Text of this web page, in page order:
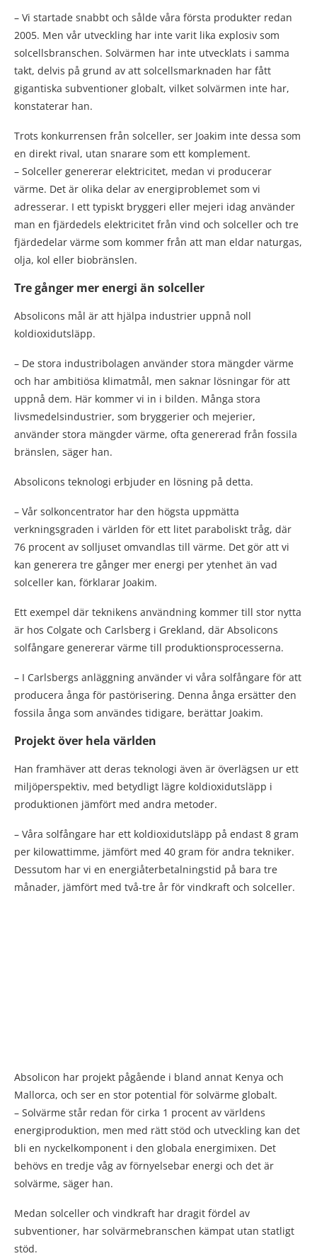
– Vi startade snabbt och sålde våra första produkter redan
2005. Men vår utveckling har inte varit lika explosiv som
solcellsbranschen. Solvärmen har inte utvecklats i samma
takt, delvis på grund av att solcellsmarknaden har fått
gigantiska subventioner globalt, vilket solvärmen inte har,
konstaterar han.
Trots konkurrensen från solceller, ser Joakim inte dessa som
en direkt rival, utan snarare som ett komplement.
– Solceller genererar elektricitet, medan vi producerar
värme. Det är olika delar av energiproblemet som vi
adresserar. I ett typiskt bryggeri eller mejeri idag använder
man en fjärdedels elektricitet från vind och solceller och tre
fjärdedelar värme som kommer från att man eldar naturgas,
olja, kol eller biobränslen.
Tre gånger mer energi än solceller
Absolicons mål är att hjälpa industrier uppnå noll
koldioxidutsläpp.
– De stora industribolagen använder stora mängder värme
och har ambitiösa klimatmål, men saknar lösningar för att
uppnå dem. Här kommer vi in i bilden. Många stora
livsmedelsindustrier, som bryggerier och mejerier,
använder stora mängder värme, ofta genererad från fossila
bränslen, säger han.
Absolicons teknologi erbjuder en lösning på detta.
– Vår solkoncentrator har den högsta uppmätta
verkningsgraden i världen för ett litet paraboliskt tråg, där
76 procent av solljuset omvandlas till värme. Det gör att vi
kan generera tre gånger mer energi per ytenhet än vad
solceller kan, förklarar Joakim.
Ett exempel där teknikens användning kommer till stor nytta
är hos Colgate och Carlsberg i Grekland, där Absolicons
solfångare genererar värme till produktionsprocesserna.
– I Carlsbergs anläggning använder vi våra solfångare för att
producera ånga för pastörisering. Denna ånga ersätter den
fossila ånga som användes tidigare, berättar Joakim.
Projekt över hela världen
Han framhäver att deras teknologi även är överlägsen ur ett
miljöperspektiv, med betydligt lägre koldioxidutsläpp i
produktionen jämfört med andra metoder.
– Våra solfångare har ett koldioxidutsläpp på endast 8 gram
per kilowattimme, jämfört med 40 gram för andra tekniker.
Dessutom har vi en energiåterbetalningstid på bara tre
månader, jämfört med två-tre år för vindkraft och solceller.
Absolicon har projekt pågående i bland annat Kenya och
Mallorca, och ser en stor potential för solvärme globalt.
– Solvärme står redan för cirka 1 procent av världens
energiproduktion, men med rätt stöd och utveckling kan det
bli en nyckelkomponent i den globala energimixen. Det
behövs en tredje våg av förnyelsebar energi och det är
solvärme, säger han.
Medan solceller och vindkraft har dragit fördel av
subventioner, har solvärmebranschen kämpat utan statligt
stöd.